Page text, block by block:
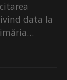
data la